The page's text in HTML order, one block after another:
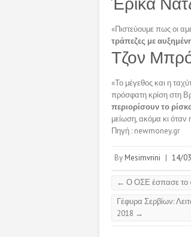
Έρικα
«Πιστεύουμε πως οι
τράπεζες με
Τζον
«Το μέγεθος και η
πρόσφατη κρίση στη
περιορίσουν το
μείωση, ακόμα κι όταν
Πηγή : newmoney.gr
By Mesimvrini | 14/
← Ο ΟΣΕ έσπασε το
Γέφυρα Σερβίων:
2018 →